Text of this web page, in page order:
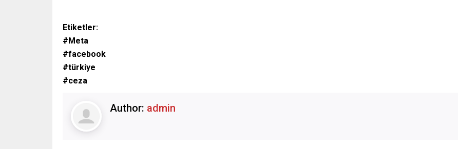
Etiketler:
#Meta
#facebook
#türkiye
#ceza
Author: admin